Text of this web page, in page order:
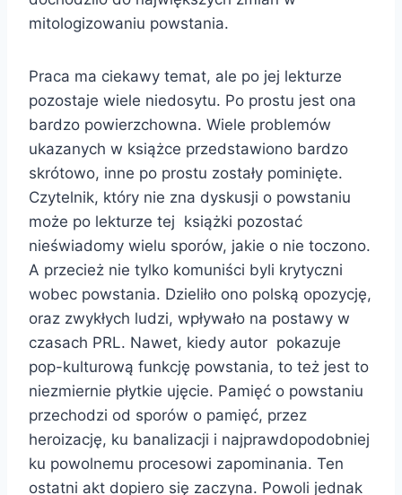
mitologizowaniu powstania.
Praca ma ciekawy temat, ale po jej lekturze
pozostaje wiele niedosytu. Po prostu jest ona
bardzo powierzchowna. Wiele problemów
ukazanych w książce przedstawiono bardzo
skrótowo, inne po prostu zostały pominięte.
Czytelnik, który nie zna dyskusji o powstaniu
może po lekturze tej książki pozostać
nieświadomy wielu sporów, jakie o nie toczono.
A przecież nie tylko komuniści byli krytyczni
wobec powstania. Dzieliło ono polską opozycję,
oraz zwykłych ludzi, wpływało na postawy w
czasach PRL. Nawet, kiedy autor pokazuje
pop-kulturową funkcję powstania, to też jest to
niezmiernie płytkie ujęcie. Pamięć o powstaniu
przechodzi od sporów o pamięć, przez
heroizację, ku banalizacji i najprawdopodobniej
ku powolnemu procesowi zapominania. Ten
ostatni akt dopiero się zaczyna. Powoli jednak